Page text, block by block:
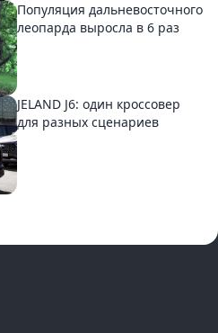
Популяция дальневосточного
леопарда выросла в 6 раз
JELAND J6: один кроссовер
для разных сценариев